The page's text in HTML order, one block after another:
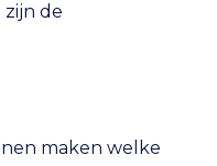
de
maken welke